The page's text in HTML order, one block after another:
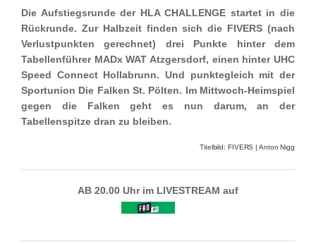
Die Aufstiegsrunde der HLA CHALLENGE startet in die
Rückrunde. Zur Halbzeit finden sich die FIVERS (nach
Verlustpunkten gerechnet) drei Punkte hinter dem
Tabellenführer MADx WAT Atzgersdorf, einen hinter UHC
Speed Connect Hollabrunn. Und punktegleich mit der
Sportunion Die Falken St. Pölten. Im Mittwoch-Heimspiel
gegen die Falken geht es nun darum, an der
Tabellenspitze dran zu bleiben.
Titelbild: FIVERS | Anton Nigg
AB 20.00 Uhr im LIVESTREAM auf